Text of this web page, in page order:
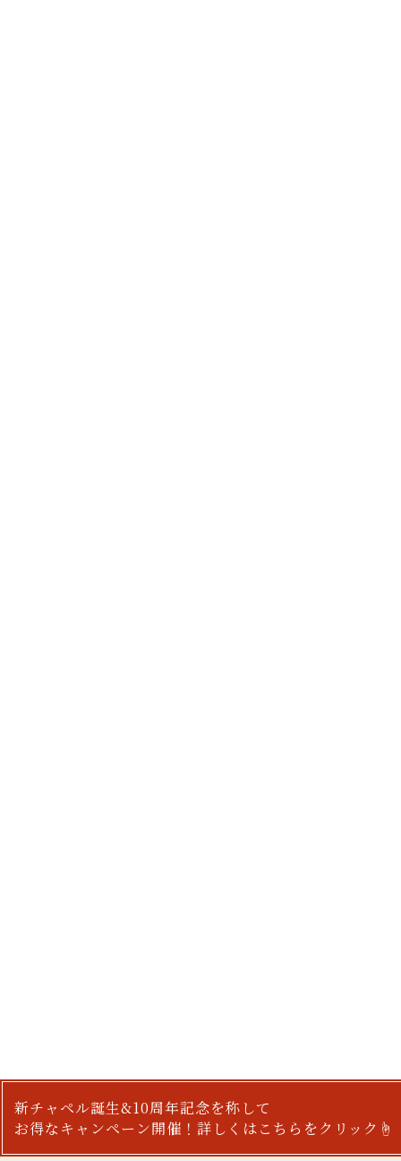
新チャペル誕生&10周年記念を称して
お得なキャンペーン開催！詳しくはこちらをクリック☝︎